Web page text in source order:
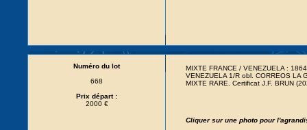
Numéro du lot
668
Prix départ :
2000 €
MIXTE FRANCE / VENEZUELA :
VENEZUELA 1/R obl. CORREOS LA
MIXTE RARE. Certificat J.F. BRUN
Cliquer sur une photo pour